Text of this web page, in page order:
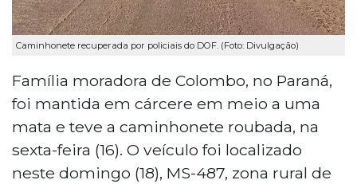
Caminhonete recuperada por policiais do DOF. (Foto: Divulgação)
Família moradora de Colombo, no Paraná,
foi mantida em cárcere em meio a uma
mata e teve a caminhonete roubada, na
sexta-feira (16). O veículo foi localizado
neste domingo (18), MS-487, zona rural de